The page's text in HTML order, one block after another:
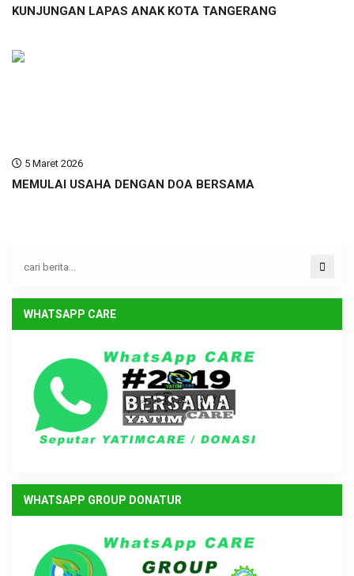
KUNJUNGAN LAPAS ANAK KOTA TANGERANG
5 Maret 2026
MEMULAI USAHA DENGAN DOA BERSAMA
WHATSAPP CARE
WHATSAPP GROUP DONATUR